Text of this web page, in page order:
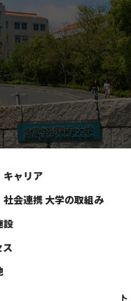
キャリア
社会連携 大学の取組み
設
ス